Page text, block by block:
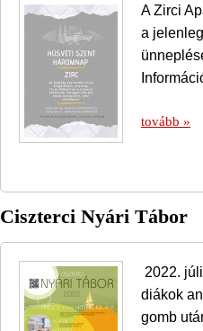
A Zirci
a
tovább »
Ciszterci Nyári Tábor
2022.
diákok
gomb